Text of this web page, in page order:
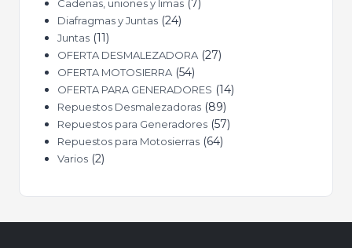
Cadenas, uniones y limas 7
Diafragmas y Juntas 24
Juntas 11
OFERTA DESMALEZADORA 27
OFERTA MOTOSIERRA 54
OFERTA PARA GENERADORES 14
Repuestos Desmalezadoras 89
Repuestos para Generadores 57
Repuestos para Motosierras 64
Varios 2